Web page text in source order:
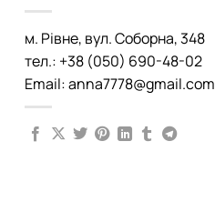
м. Рівне, вул. Соборна, 348
тел.: +38 (050) 690-48-02
Email: anna7778@gmail.com